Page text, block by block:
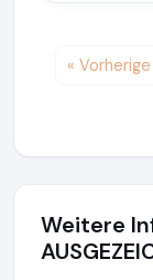
« Vorherige
Weitere